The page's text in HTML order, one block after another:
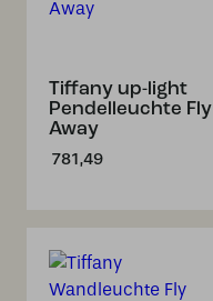
Tiffany up-light
Pendelleuchte Fly
Away
781,49